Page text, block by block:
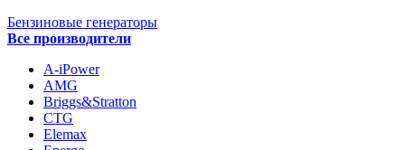
Бензиновые генераторы
Все производители
A-iPower
AMG
Briggs&Stratton
CTG
Elemax